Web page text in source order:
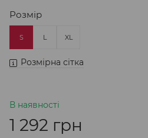
Розмір
S L XL
Розмірна сітка
В наявності
1 292 грн